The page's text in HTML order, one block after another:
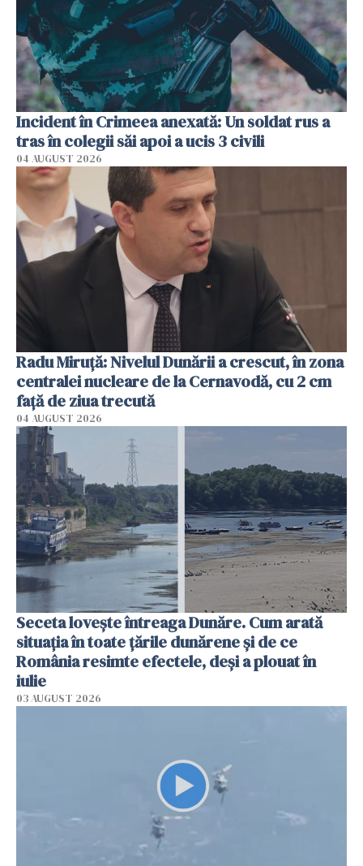
Incident în Crimeea anexată: Un soldat rus a
tras în colegii săi apoi a ucis 3 civili
04 AUGUST 2026
Radu Miruţă: Nivelul Dunării a crescut, în zona
centralei nucleare de la Cernavodă, cu 2 cm
faţă de ziua trecută
04 AUGUST 2026
Seceta lovește întreaga Dunăre. Cum arată
situația în toate țările dunărene și de ce
România resimte efectele, deși a plouat în
iulie
03 AUGUST 2026